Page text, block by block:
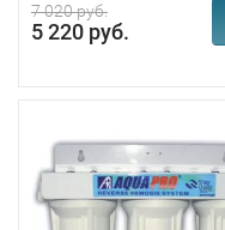
7 020 руб.
5 220 руб.